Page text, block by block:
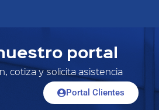
portal
cotiza y solicita asistencia
Portal Clientes